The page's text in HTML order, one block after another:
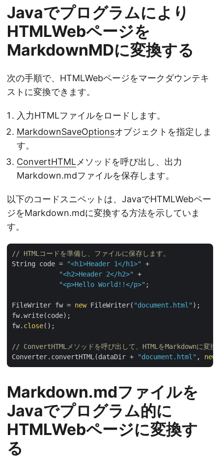
Javaでプログラムにより
HTMLWebページを
MarkdownMDに変換する
次の手順で、HTMLWebページをマークダウンテキ
ストに変換できます。
入力HTMLファイルをロードします。
MarkdownSaveOptionsオブジェクトを指定しま
す。
ConvertHTML メソッドを呼び出し、出力
Markdown.mdファイルを保存します。
以下のコードスニペットは、JavaでHTMLWebペー
ジをMarkdown.mdに変換する方法を示していま
す。
// HTMLコードを準備し、ファイルに保存します。
String code =
"<h1>Header 1</h1>"
+
"<h2>Header 2</h2>"
+
"<p>Hello World!!</p>" ;
FileWriter fw = new FileWriter( "document.html" );
fw.write(code);
fw. close();
// ConvertHTMLメソッドを呼び出して、HTMLをMarkdownに変換
Converter.convertHTML(dataDir +
"document.html" , new
Markdown.mdファイルを
Javaでプログラム的に
HTMLWebページに変換す
る